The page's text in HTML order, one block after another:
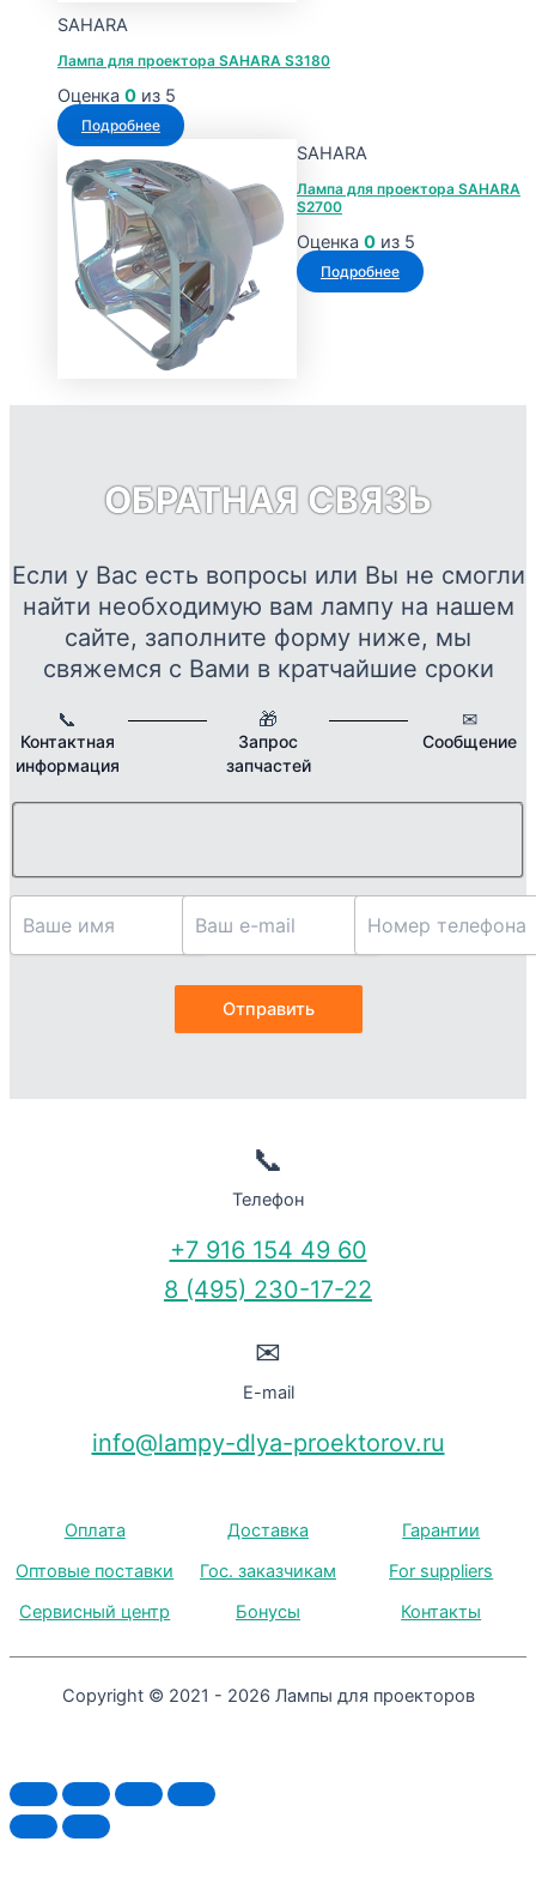
SAHARA
Лампа для проектора SAHARA S3180
Оценка 0 из 5
Подробнее
SAHARA
Лампа для проектора SAHARA
S2700
Оценка 0 из 5
Подробнее
ОБРАТНАЯ СВЯЗЬ
Если у Вас есть вопросы или Вы не смогли
найти необходимую вам лампу на нашем
сайте, заполните форму ниже, мы
свяжемся с Вами в кратчайшие сроки
📞
Контактная
информация
🎁
Запрос
запчастей
✉
Сообщение
📞
Телефон
+7 916 154 49 60
8 (495) 230-17-22
✉
E-mail
info@lampy-dlya-proektorov.ru
Оплата Доставка
Гарантии
Оптовые поставки
Гос. заказчикам
For suppliers
Сервисный центр
Бонусы Контакты
Copyright © 2021 - 2026 Лампы для проекторов